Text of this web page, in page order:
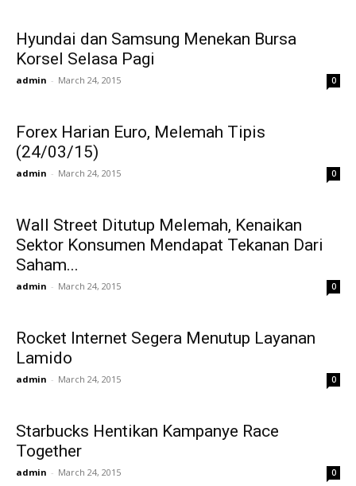
Hyundai dan Samsung Menekan Bursa
Korsel Selasa Pagi
admin - March 24, 2015 0
Forex Harian Euro, Melemah Tipis
(24/03/15)
admin - March 24, 2015 0
Wall Street Ditutup Melemah, Kenaikan
Sektor Konsumen Mendapat Tekanan Dari
Saham...
admin - March 24, 2015 0
Rocket Internet Segera Menutup Layanan
Lamido
admin - March 24, 2015 0
Starbucks Hentikan Kampanye Race
Together
admin - March 24, 2015 0